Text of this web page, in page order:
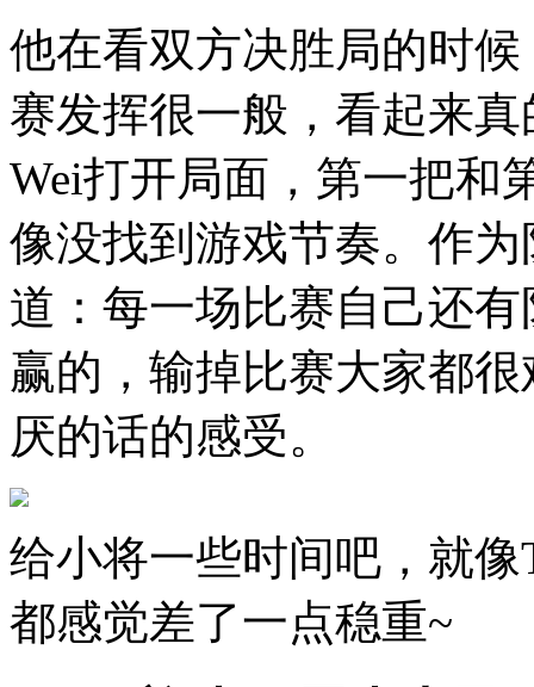
他在看双方决胜局的时
赛发挥很一般，看起来
Wei打开局面，第一把和
像没找到游戏节奏。作
道：每一场比赛自己还
赢的，输掉比赛大家都
厌的话的感受。
给小将一些时间吧，就
都感觉差了一点稳重~